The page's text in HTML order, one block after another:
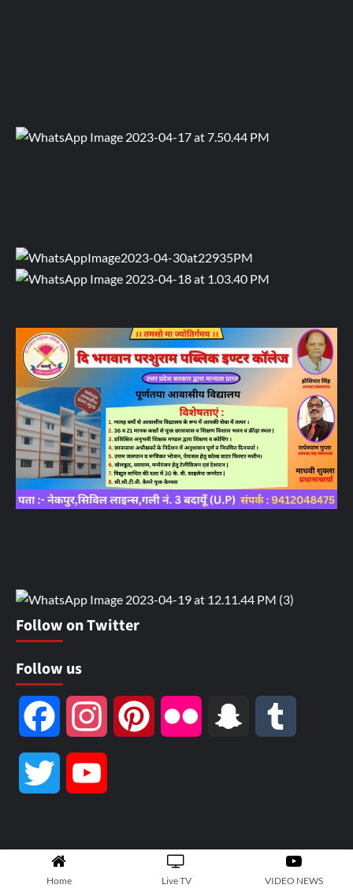
Follow on Twitter
Follow us
Facebook Instagram Pinterest Flickr Snapchat
Twitter
Home Live TV VIDEO NEWS